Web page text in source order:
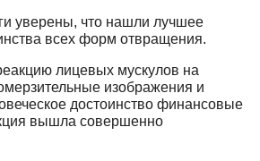
уверены, что нашли лучшее
всех форм отвращения.
лицевых мускулов на
изображения и
достоинство финансовые
вышла совершенно